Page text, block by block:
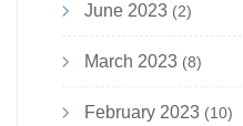
June 2023 (2)
March 2023 (8)
February 2023 (10)